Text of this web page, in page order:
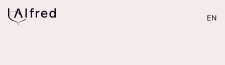
EN